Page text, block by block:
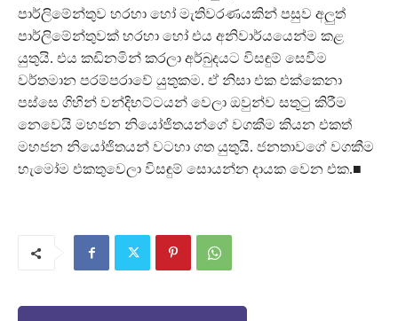
පාර්ලිමේන්තුව හරහා හෝ මැතිවරණයකින් පසුව අලුත්
පාර්ලිමේන්තුවක් හරහා හෝ එය අනිවාර්යයෙන්ම කළ
යුතුයි. එය කඩිනමින් කරලා අර්බුදයට විසඳුම් සෙවීම
වර්තමාන පරම්පරාවේ යුතුකම. ඒ නිසා එක එක්කෙනා
පස්සෙ ගිහින් වන්දිභට්ටයන් වෙලා ඔවුන්ව සතුටු කිරීම
නෙවෙයි මහජන නියෝජිතයන්ගේ වගකීම කියන එකත්
මහජන නියෝජිතයන් වටහා ගත යුතුයි. ජනතාවගේ වගකීම
හැමෝම එකතුවෙලා විසඳුම් සොයන්න දායක වෙන එක.■